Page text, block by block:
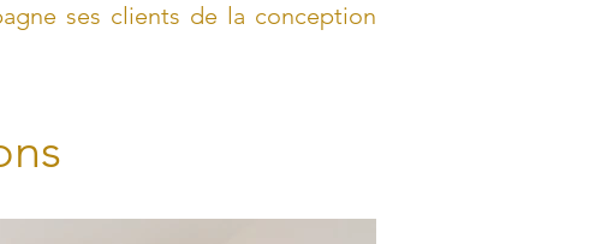
ses clients de la conception